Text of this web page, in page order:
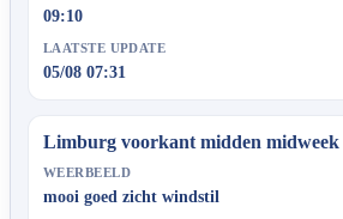
09:10
LAATSTE UPDATE
05/08 07:31
Limburg voorkant midden midweek
WEERBEELD
mooi goed zicht windstil